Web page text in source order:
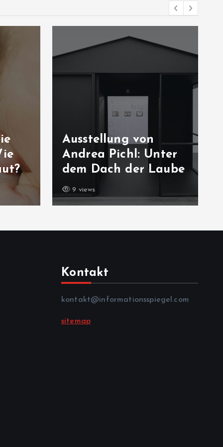
Ausstellung von
Andrea Pichl: Unter
dem Dach der Laube
9 views
Kontakt
kontakt@informationsspiegel.com
sitemap